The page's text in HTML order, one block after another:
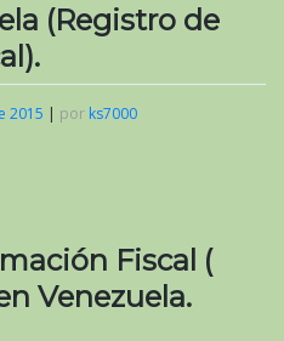
(Registro de
2015 | por ks7000
Fiscal (
Venezuela.